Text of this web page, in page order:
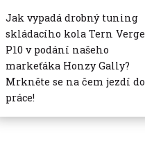
Jak vypadá drobný tuning
skládacího kola Tern Verge
P10 v podání našeho
markeťáka Honzy Gally?
Mrkněte se na čem jezdí do
práce!